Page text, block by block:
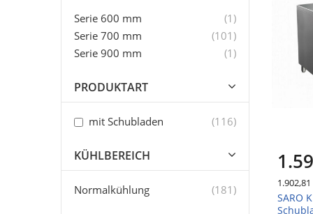
SARO
Serie 600 mm 1 Artikel
Serie 700 mm
101 Artikel
Serie 900 mm
1 Artikel
PRODUKTART
mit Schubladen 116Artikel
KÜHLBEREICH
Normalkühlung 181 Artikel